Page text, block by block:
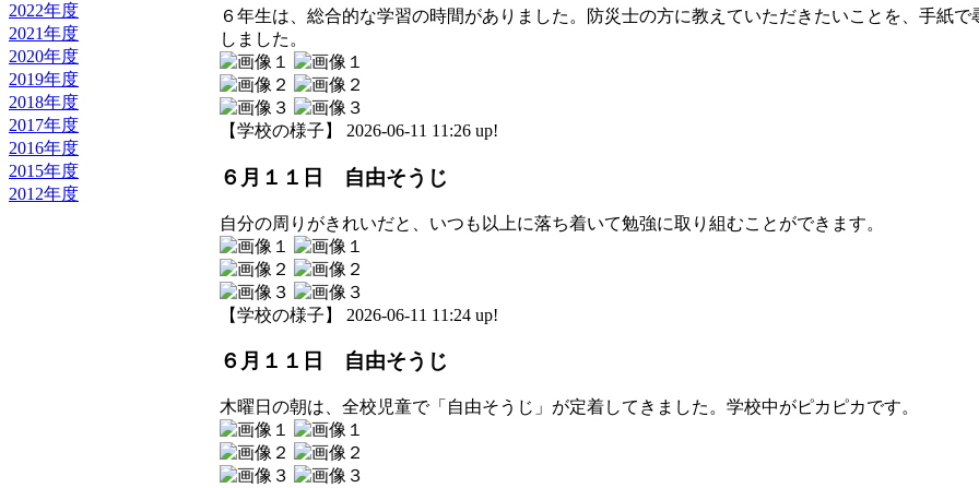
2022年度
2021年度
2020年度
2019年度
2018年度
2017年度
2016年度
2015年度
2012年度
６年生は、総合的な学習の時間がありました。防災士の方に教えていただきたいことを、手紙で
しました。
【学校の様子】 2026-06-11 11:26 up!
６月１１日 自由そうじ
自分の周りがきれいだと、いつも以上に落ち着いて勉強に取り組むことができます。
【学校の様子】 2026-06-11 11:24 up!
６月１１日 自由そうじ
木曜日の朝は、全校児童で「自由そうじ」が定着してきました。学校中がピカピカです。